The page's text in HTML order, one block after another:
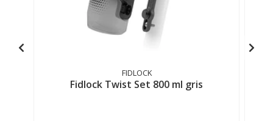
FIDLOCK
Fidlock Twist Set 800 ml gris